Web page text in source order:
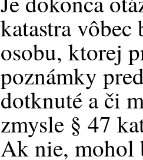
katastra vôbec
osobu, ktorej
poznámky
dotknuté a či
zmysle § 47
Ak nie, mohol